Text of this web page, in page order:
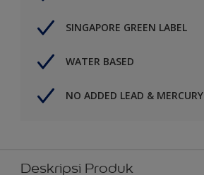
SINGAPORE GREEN LABEL
WATER BASED
NO ADDED LEAD & MERCURY
Deskripsi Produk